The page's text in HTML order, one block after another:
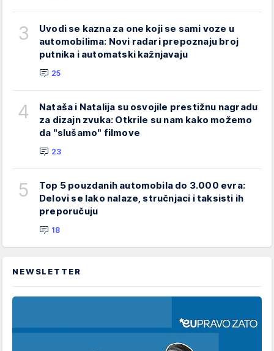
3
Uvodi se kazna za one koji se sami voze u
automobilima: Novi radari prepoznaju broj
putnika i automatski kažnjavaju
25
4
Nataša i Natalija su osvojile prestižnu nagradu
za dizajn zvuka: Otkrile su nam kako možemo
da "slušamo" filmove
23
5
Top 5 pouzdanih automobila do 3.000 evra:
Delovi se lako nalaze, stručnjaci i taksisti ih
preporučuju
18
NEWSLETTER